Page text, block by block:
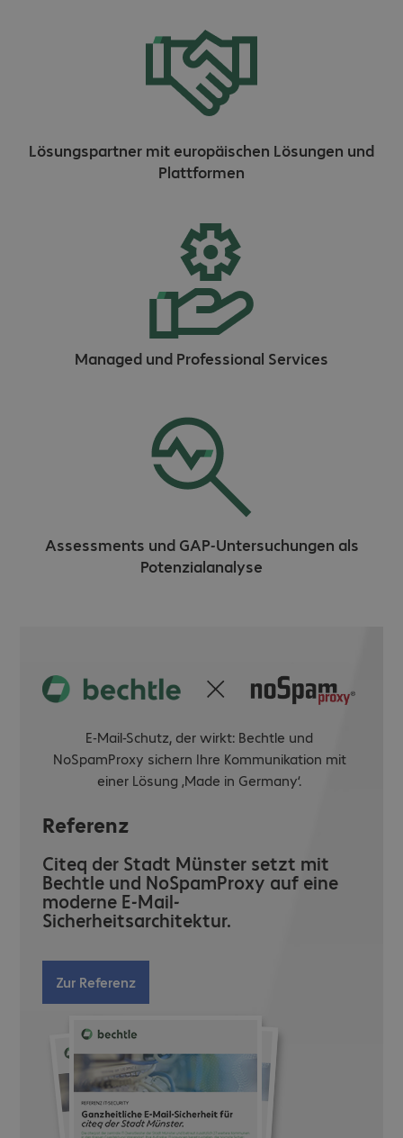
Lösungspartner mit europäischen Lösungen und
Plattformen
Managed und Professional Services
Assessments und GAP-Untersuchungen als
Potenzialanalyse
E-Mail-Schutz, der wirkt: Bechtle und
NoSpamProxy sichern Ihre Kommunikation mit
einer Lösung ‚Made in Germany‘.
Referenz
Citeq der Stadt Münster setzt mit
Bechtle und NoSpamProxy auf eine
moderne E-Mail-
Sicherheitsarchitektur.
Zur Referenz